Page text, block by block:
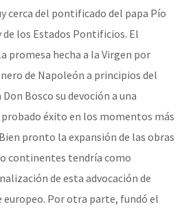
cerca del pontificado del papa Pío
los Estados Pontificios. El
promesa hecha a la Virgen por
de Napoleón a principios del
Bosco su devoción a una
probado éxito en los momentos más
pronto la expansión de las obras
continentes tendría como
de esta advocación de
Por otra parte, fundó el